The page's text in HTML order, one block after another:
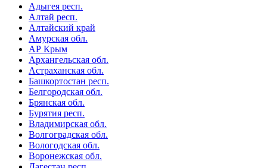
Адыгея респ.
Алтай респ.
Алтайский край
Амурская обл.
АР Крым
Архангельская обл.
Астраханская обл.
Башкортостан респ.
Белгородская обл.
Брянская обл.
Бурятия респ.
Владимирская обл.
Волгоградская обл.
Вологодская обл.
Воронежская обл.